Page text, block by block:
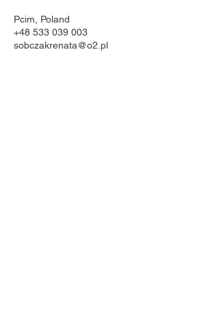
Pcim, Poland
+48 533 039 003
sobczakrenata@o2.pl